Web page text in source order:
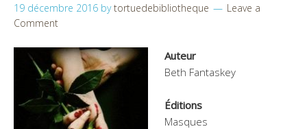
19 décembre 2016 bytortuedebibliotheque
Leave a
Comment
Auteur
Beth Fantaskey
Éditions
Masques